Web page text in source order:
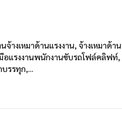
นจ้างเหมาด้านแรงงาน, จ้างเหมาด้าน
อแรงงานพนักงานขับรถโฟล์คลิฟท์,
บรรทุก,...